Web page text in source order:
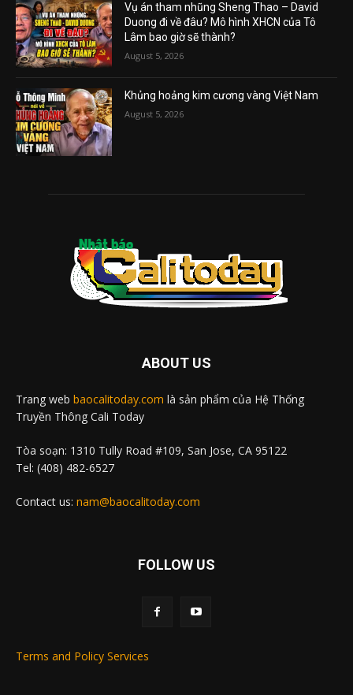
Vụ án tham nhũng Sheng Thao – David
Duong đi về đâu? Mô hình XHCN của Tô
Lâm bao giờ sẽ thành?
August 5, 2026
Khủng hoảng kim cương vàng Việt Nam
August 5, 2026
ABOUT US
Trang web baocalitoday.com là sản phẩm của Hệ Thống
Truyền Thông Cali Today
Tòa soạn: 1310 Tully Road #109, San Jose, CA 95122
Tel: (408) 482-6527
Contact us: nam@baocalitoday.com
FOLLOW US
Terms and Policy Services